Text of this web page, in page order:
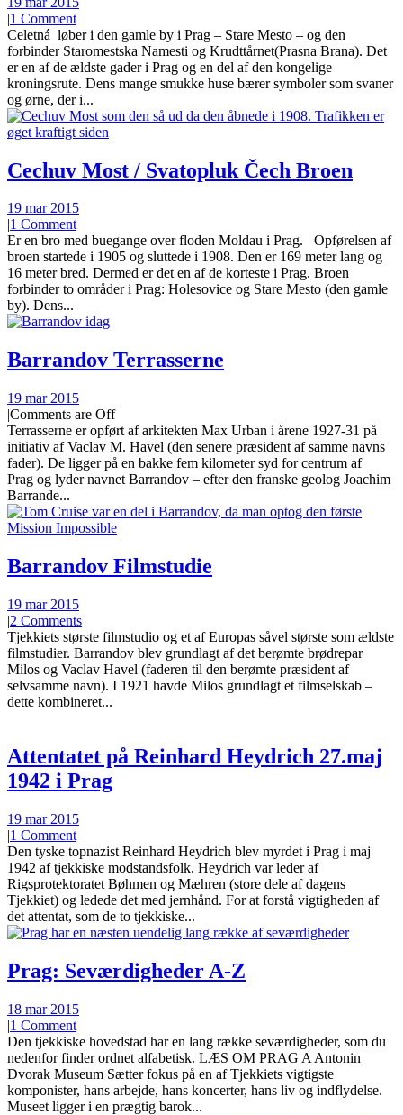
|1 Comment
Celetná løber i den gamle by i Prag – Stare Mesto – og den
forbinder Staromestska Namesti og Krudttårnet(Prasna Brana). Det
er en af de ældste gader i Prag og en del af den kongelige
kroningsrute. Dens mange smukke huse bærer symboler som svaner
og ørne, der i...
Cechuv Most / Svatopluk Čech Broen
19 mar 2015
|1 Comment
Er en bro med buegange over floden Moldau i Prag. Opførelsen af
broen startede i 1905 og sluttede i 1908. Den er 169 meter lang og
16 meter bred. Dermed er det en af de korteste i Prag. Broen
forbinder to områder i Prag: Holesovice og Stare Mesto (den gamle
by). Dens...
Barrandov Terrasserne
19 mar 2015
|Comments are Off
Terrasserne er opført af arkitekten Max Urban i årene 1927-31 på
initiativ af Vaclav M. Havel (den senere præsident af samme navns
fader). De ligger på en bakke fem kilometer syd for centrum af
Prag og lyder navnet Barrandov – efter den franske geolog Joachim
Barrande...
Barrandov Filmstudie
19 mar 2015
|2 Comments
Tjekkiets største filmstudio og et af Europas såvel største som ældste
filmstudier. Barrandov blev grundlagt af det berømte brødrepar
Milos og Vaclav Havel (faderen til den berømte præsident af
selvsamme navn). I 1921 havde Milos grundlagt et filmselskab –
dette kombineret...
Attentatet på Reinhard Heydrich 27.maj
1942 i Prag
19 mar 2015
|1 Comment
Den tyske topnazist Reinhard Heydrich blev myrdet i Prag i maj
1942 af tjekkiske modstandsfolk. Heydrich var leder af
Rigsprotektoratet Bøhmen og Mæhren (store dele af dagens
Tjekkiet) og ledede det med jernhånd. For at forstå vigtigheden af
det attentat, som de to tjekkiske...
Prag: Seværdigheder A-Z
18 mar 2015
|1 Comment
Den tjekkiske hovedstad har en lang række seværdigheder, som du
nedenfor finder ordnet alfabetisk. LÆS OM PRAG A Antonin
Dvorak Museum Sætter fokus på en af Tjekkiets vigtigste
komponister, hans arbejde, hans koncerter, hans liv og indflydelse.
Museet ligger i en prægtig barok...